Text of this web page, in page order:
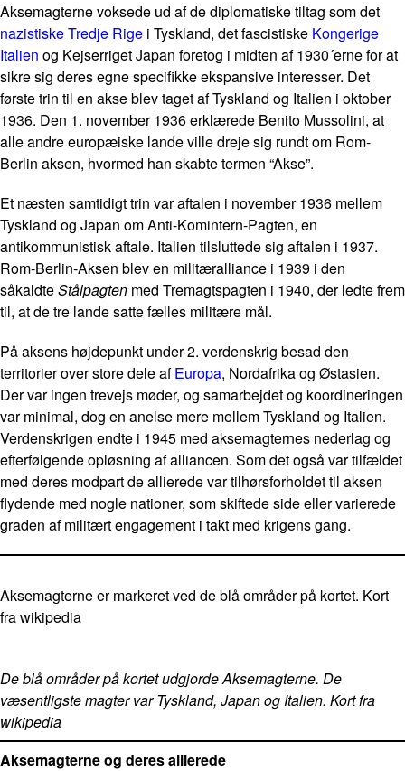
Aksemagterne voksede ud af de diplomatiske tiltag som det
nazistiske Tredje Rige i Tyskland, det fascistiske Kongerige
Italien og Kejserriget Japan foretog i midten af 1930´erne for at
sikre sig deres egne specifikke ekspansive interesser. Det
første trin til en akse blev taget af Tyskland og Italien i oktober
1936. Den 1. november 1936 erklærede Benito Mussolini, at
alle andre europæiske lande ville dreje sig rundt om Rom-
Berlin aksen, hvormed han skabte termen “Akse”.
Et næsten samtidigt trin var aftalen i november 1936 mellem
Tyskland og Japan om Anti-Komintern-Pagten, en
antikommunistisk aftale. Italien tilsluttede sig aftalen i 1937.
Rom-Berlin-Aksen blev en militæralliance i 1939 i den
såkaldteStålpagten med Tremagtspagten i 1940, der ledte frem
til, at de tre lande satte fælles militære mål.
På aksens højdepunkt under 2. verdenskrig besad den
territorier over store dele afEuropa, Nordafrika og Østasien.
Der var ingen trevejs møder, og samarbejdet og koordineringen
var minimal, dog en anelse mere mellem Tyskland og Italien.
Verdenskrigen endte i 1945 med aksemagternes nederlag og
efterfølgende opløsning af alliancen. Som det også var tilfældet
med deres modpart de allierede var tilhørsforholdet til aksen
flydende med nogle nationer, som skiftede side eller varierede
graden af militært engagement i takt med krigens gang.
Aksemagterne er markeret ved de blå områder på kortet. Kort
fra wikipedia
De blå områder på kortet udgjorde Aksemagterne. De
væsentligste magter var Tyskland, Japan og Italien. Kort fra
wikipedia
Aksemagterne og deres allierede